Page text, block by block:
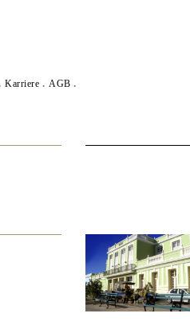
Karriere
AGB